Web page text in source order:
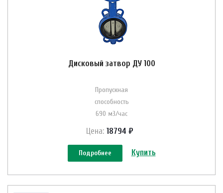
Дисковый затвор ДУ 100
Пропускная
способность
690 м3/час
Цена: 18794 ₽
Подробнее Купить